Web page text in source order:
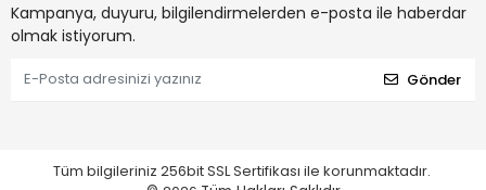
Kampanya, duyuru, bilgilendirmelerden e-posta ile haberdar
olmak istiyorum.
Gönder
Tüm bilgileriniz 256bit SSL Sertifikası ile korunmaktadır.